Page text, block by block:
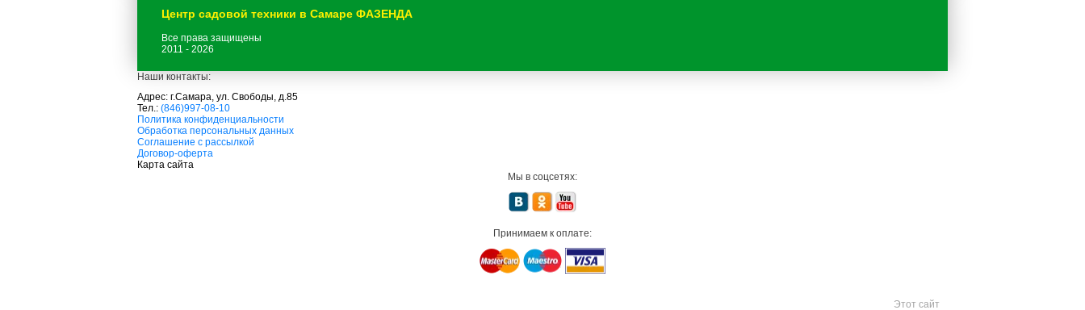
Центр садовой техники в Самаре ФАЗЕНДА
Все права защищены
2011 - 2026
Наши контакты:
Адрес: г.Самара, ул. Свободы, д.85
Тел.: (846)997-08-10
с
а
д
о
в
Политика конфиденциальности
Обработка персональных данных
Соглашение с рассылкой
Договор-оферта
Карта сайта
Мы в соцсетях:
Принимаем к оплате:
Этот сайт